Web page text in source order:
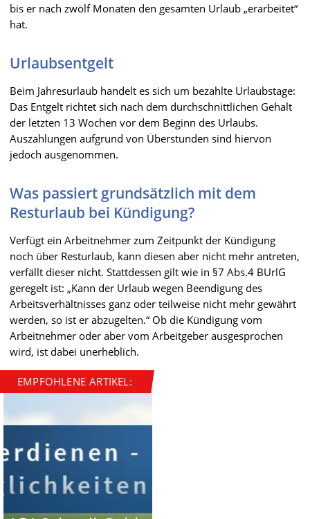
bis er nach zwölf Monaten den gesamten Urlaub „erarbeitet“
hat.
Urlaubsentgelt
Beim Jahresurlaub handelt es sich um bezahlte Urlaubstage:
Das Entgelt richtet sich nach dem durchschnittlichen Gehalt
der letzten 13 Wochen vor dem Beginn des Urlaubs.
Auszahlungen aufgrund von Überstunden sind hiervon
jedoch ausgenommen.
Was passiert grundsätzlich mit dem
Resturlaub bei Kündigung?
Verfügt ein Arbeitnehmer zum Zeitpunkt der Kündigung
noch über Resturlaub, kann diesen aber nicht mehr antreten,
verfällt dieser nicht. Stattdessen gilt wie in §7 Abs.4 BUrlG
geregelt ist: „Kann der Urlaub wegen Beendigung des
Arbeitsverhältnisses ganz oder teilweise nicht mehr gewährt
werden, so ist er abzugelten.“ Ob die Kündigung vom
Arbeitnehmer oder aber vom Arbeitgeber ausgesprochen
wird, ist dabei unerheblich.
EMPFOHLENE ARTIKEL: